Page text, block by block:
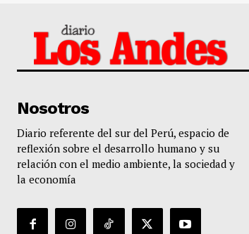
Nosotros
Diario referente del sur del Perú, espacio de
reflexión sobre el desarrollo humano y su
relación con el medio ambiente, la sociedad y
la economía